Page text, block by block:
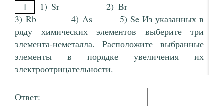
1
1) Sr 2) Br
3) Rb 4) As 5) Se Из указанных в
ряду химических элементов выберите три
элемента-неметалла. Расположите выбранные
элементы в порядке увеличения их
электроотрицательности.
Ответ: